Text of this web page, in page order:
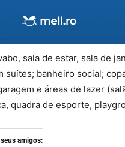
sala de estar, sala de
suítes; banheiro social;
e áreas de lazer
quadra de esporte,
amigos: